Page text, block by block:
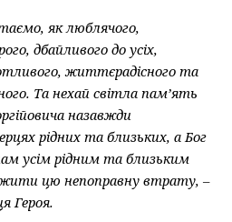
як люблячого,
дбайливого до усіх,
життєрадісного та
Та нехай світла пам’ять
назавжди
рідних та близьких, а Бог
усім рідним та близьким
цю непоправну втрату, –
Героя.